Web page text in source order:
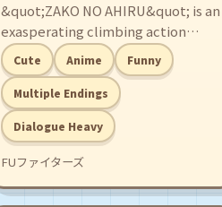
&quot;ZAKO NO AHIRU&quot; is an
exasperating climbing action
game where you aim for the
summit with a peculiar-behaving
duck while being taunted by the
cheeky girl, Sugaki Mary.
Cute Anime Funny
Multiple Endings
Dialogue Heavy
FUファイターズ